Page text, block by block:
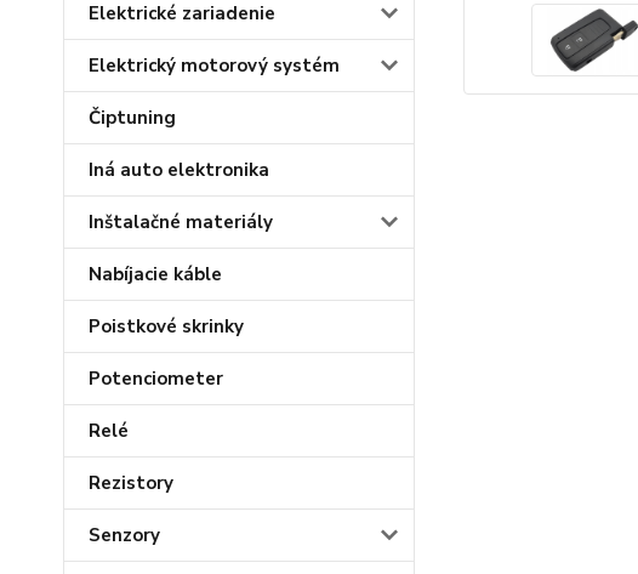
Elektrické zariadenie
Elektrický motorový systém
Čiptuning
Iná auto elektronika
Inštalačné materiály
Nabíjacie káble
Poistkové skrinky
Potenciometer
Relé
Rezistory
Senzory